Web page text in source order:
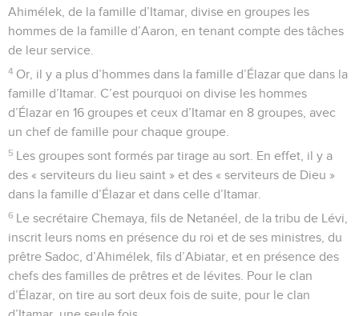
Ahimélek, de la famille d’Itamar, divise en groupes les
hommes de la famille d’Aaron, en tenant compte des tâches
de leur service.
4 Or, il y a plus d’hommes dans la famille d’Élazar que dans la
famille d’Itamar. C’est pourquoi on divise les hommes
d’Élazar en 16 groupes et ceux d’Itamar en 8 groupes, avec
un chef de famille pour chaque groupe.
5 Les groupes sont formés par tirage au sort. En effet, il y a
des « serviteurs du lieu saint » et des « serviteurs de Dieu »
dans la famille d’Élazar et dans celle d’Itamar.
6 Le secrétaire Chemaya, fils de Netanéel, de la tribu de Lévi,
inscrit leurs noms en présence du roi et de ses ministres, du
prêtre Sadoc, d’Ahimélek, fils d’Abiatar, et en présence des
chefs des familles de prêtres et de lévites. Pour le clan
d’Élazar, on tire au sort deux fois de suite, pour le clan